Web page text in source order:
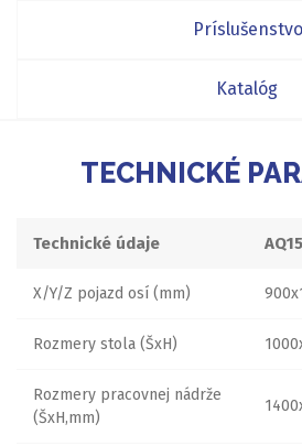
Príslušenstvo
Katalóg
TECHNICKÉ
Technické údaje
X/Y/Z pojazd osí (mm)
Rozmery stola (ŠxH)
Rozmery pracovnej nádrže
(ŠxH,mm)